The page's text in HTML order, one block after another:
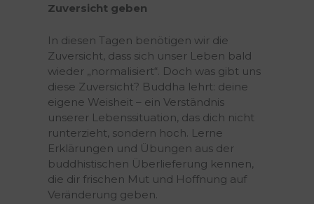
Zuversicht geben
In diesen Tagen benötigen wir die
Zuversicht, dass sich unser Leben bald
wieder „normalisiert“. Doch was gibt uns
diese Zuversicht? Buddha lehrt: deine
eigene Weisheit – ein Verständnis
unserer Lebenssituation, das dich nicht
runterzieht, sondern hoch. Lerne
Erklärungen und Übungen aus der
buddhistischen Überlieferung kennen,
die dir frischen Mut und Hoffnung auf
Veränderung geben.